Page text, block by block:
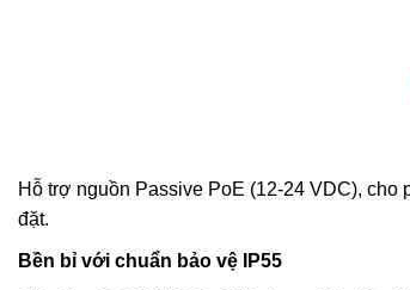
Hỗ trợ nguồn Passive PoE (12-24 VDC),
đặt.
Bền bỉ với chuẩn bảo vệ IP55